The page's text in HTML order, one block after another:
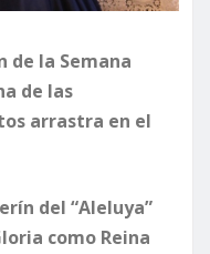
de la Semana
de las
arrastra en el
del “Aleluya”
como Reina